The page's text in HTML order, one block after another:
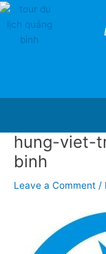
Skip
to
content
hung-viet-
binh
Leave a Comment /
Post
navigation